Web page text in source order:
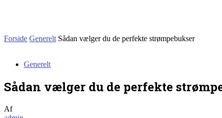
Forside Generelt Sådan vælger du de perfekte strømpebukser
Generelt
Sådan vælger du de perfekte
Af